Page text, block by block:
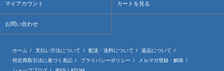
マイアカウント カートを見る
お問い合わせ
ホーム / 支払い方法について / 配送・送料について / 返品について /
特定商取引法に基づく表記 / プライバシーポリシー / メルマガ登録・解除 /